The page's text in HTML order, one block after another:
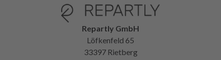
Repartly GmbH
Löfkenfeld 65
33397 Rietberg